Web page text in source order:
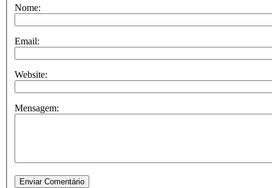
Nome:
Email:
Website:
Mensagem: